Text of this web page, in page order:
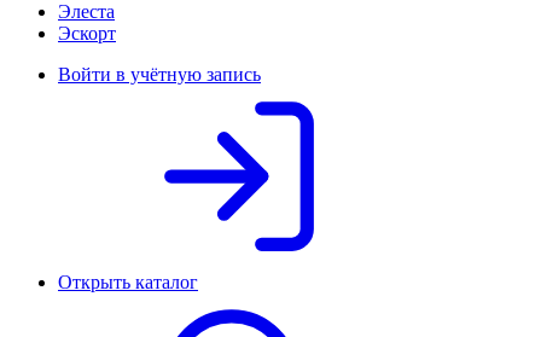
Элеста
Эскорт
Войти в учётную запись
Открыть каталог